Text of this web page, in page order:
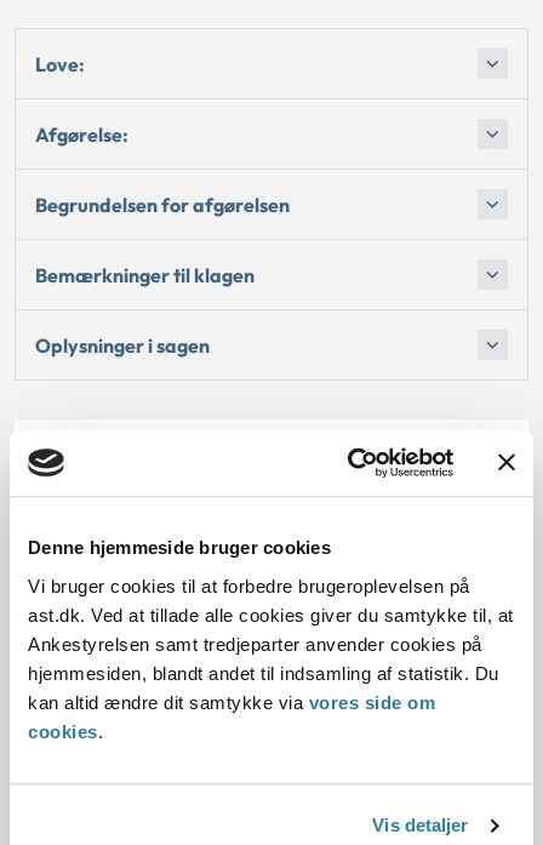
Denne hjemmeside bruger cookies
Vi bruger cookies til at forbedre brugeroplevelsen på
ast.dk. Ved at tillade alle cookies giver du samtykke til, at
Ankestyrelsen samt tredjeparter anvender cookies på
hjemmesiden, blandt andet til indsamling af statistik. Du
kan altid ændre dit samtykke via vores side om
cookies.
Vis detaljer
Love:
Afgørelse:
Begrundelsen for afgørelsen
Bemærkninger til klagen
Oplysninger i sagen
Dato for underskrift
Offentliggørelsesdato
10.07.2013
Paragraf